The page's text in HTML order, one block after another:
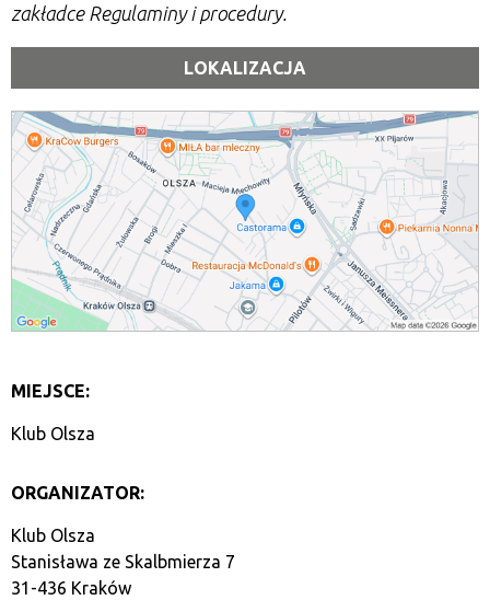
zakładce Regulaminy i procedury.
LOKALIZACJA
MIEJSCE:
Klub Olsza
ORGANIZATOR:
Klub Olsza
Stanisława ze Skalbmierza 7
31-436 Kraków